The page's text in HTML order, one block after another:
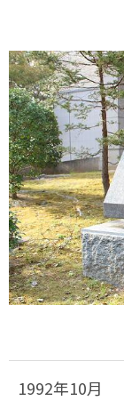
1992年10月